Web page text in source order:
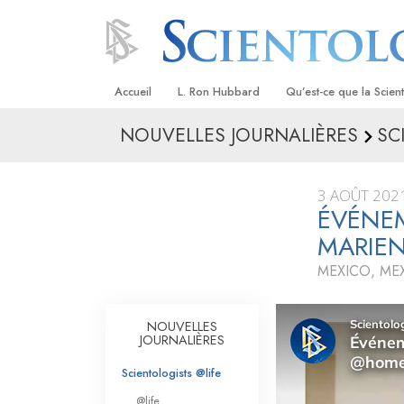
Accueil L. Ron Hubbard Qu’est-ce que la
Croyances et pratiques
Les scientologues et
Rencontrez un
À l’intérieur d’une
Les principes de base
Scientologie
La Dianétique : Une
NOUVELLES JOURNALIÈRES
3 AOÛT 2021
MEXICO,
NOUVELLES
JOURNALIÈRES
Scientologists @life